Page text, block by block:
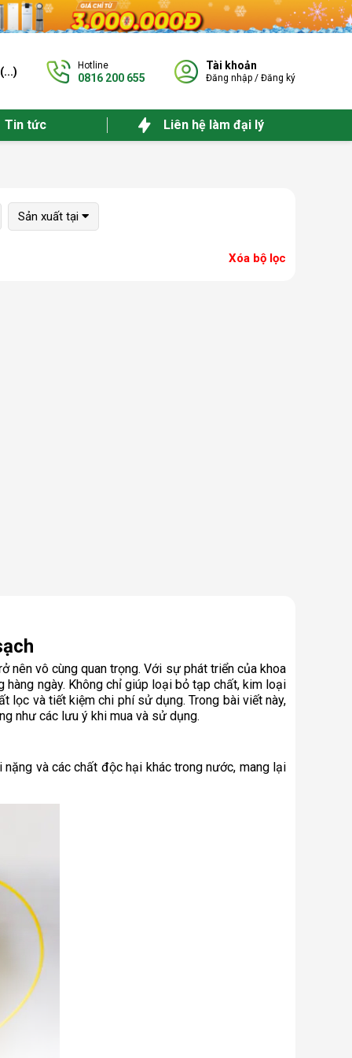
(...) Hotline
0816 200 655
Tài khoản
Đăng nhập / Đăng ký
Tin tức Liên hệ làm đại lý
Sản xuất tại
Xóa bộ lọc
nên vô cùng quan trọng. Với sự phát triển của khoa
ngày. Không chỉ giúp loại bỏ tạp chất, kim loại
lọc và tiết kiệm chi phí sử dụng. Trong bài viết này,
như các lưu ý khi mua và sử dụng.
và các chất độc hại khác trong nước, mang lại